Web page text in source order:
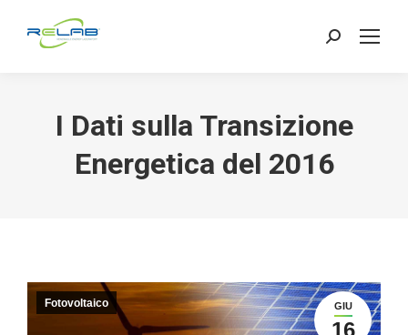
Search:
I Dati sulla Transizione
Energetica del 2016
GIU
16
Fotovoltaico